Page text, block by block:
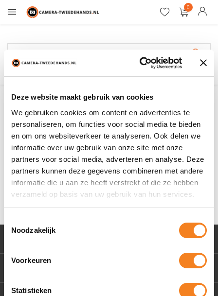
Deze website maakt gebruik van cookies
We gebruiken cookies om content en advertenties te
personaliseren, om functies voor social media te bieden
en om ons websiteverkeer te analyseren. Ook delen we
informatie over uw gebruik van onze site met onze
partners voor social media, adverteren en analyse. Deze
partners kunnen deze gegevens combineren met andere
informatie die u aan ze heeft verstrekt of die ze hebben
verzameld op basis van uw gebruik van hun services.
Noodzakelijk
Voorkeuren
Statistieken
0
CVW
Filter
0 producten Toon:
Sorteren op:
Geen producten gevonden!...